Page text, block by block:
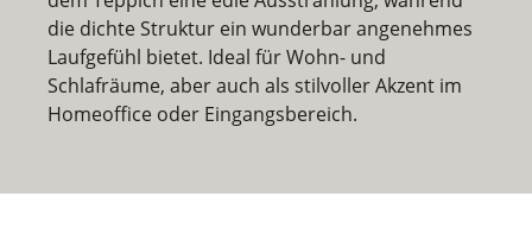
die dichte Struktur ein wunderbar angenehmes
Laufgefühl bietet. Ideal für Wohn- und
Schlafräume, aber auch als stilvoller Akzent im
Homeoffice oder Eingangsbereich.